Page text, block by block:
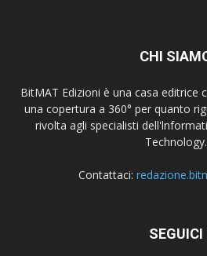
CHI
BitMAT Edizioni è una casa editrice
una copertura a 360° per quanto
rivolta agli specialisti
Technology.
Contattaci:
SEGUICI